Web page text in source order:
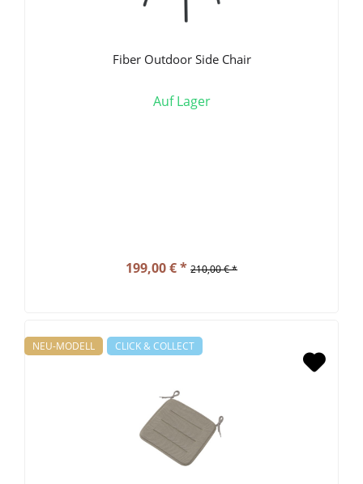
Fiber Outdoor Side Chair
Auf Lager
199,00 € * 210,00 € *
NEU-MODELL CLICK & COLLECT